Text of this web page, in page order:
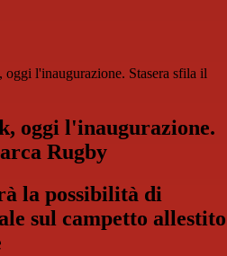
l'inaugurazione. Stasera sfila il
oggi l'inaugurazione.
Rugby
la possibilità di
sul campetto allestito